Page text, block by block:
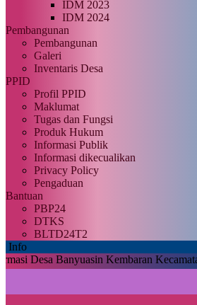
IDM 2023
IDM 2024
Pembangunan
Pembangunan
Galeri
Inventaris Desa
PPID
Profil PPID
Maklumat
Tugas dan Fungsi
Produk Hukum
Informasi Publik
Informasi dikecualikan
Privacy Policy
Pengaduan
Bantuan
PBP24
DTKS
BLTD24T2
Info
Banyuasin Kembaran Kecamatan Loano